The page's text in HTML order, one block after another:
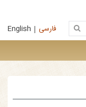
English
فارسی